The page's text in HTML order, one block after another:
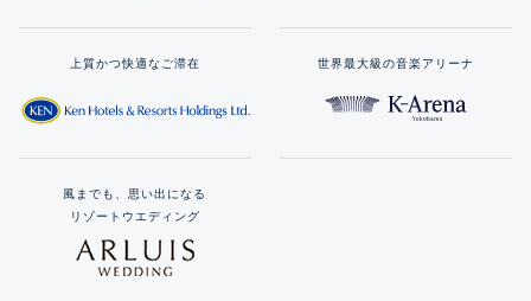
上質かつ快適なご滞在 世界最大級の音楽アリーナ
風までも、思い出になる
リゾートウエディング